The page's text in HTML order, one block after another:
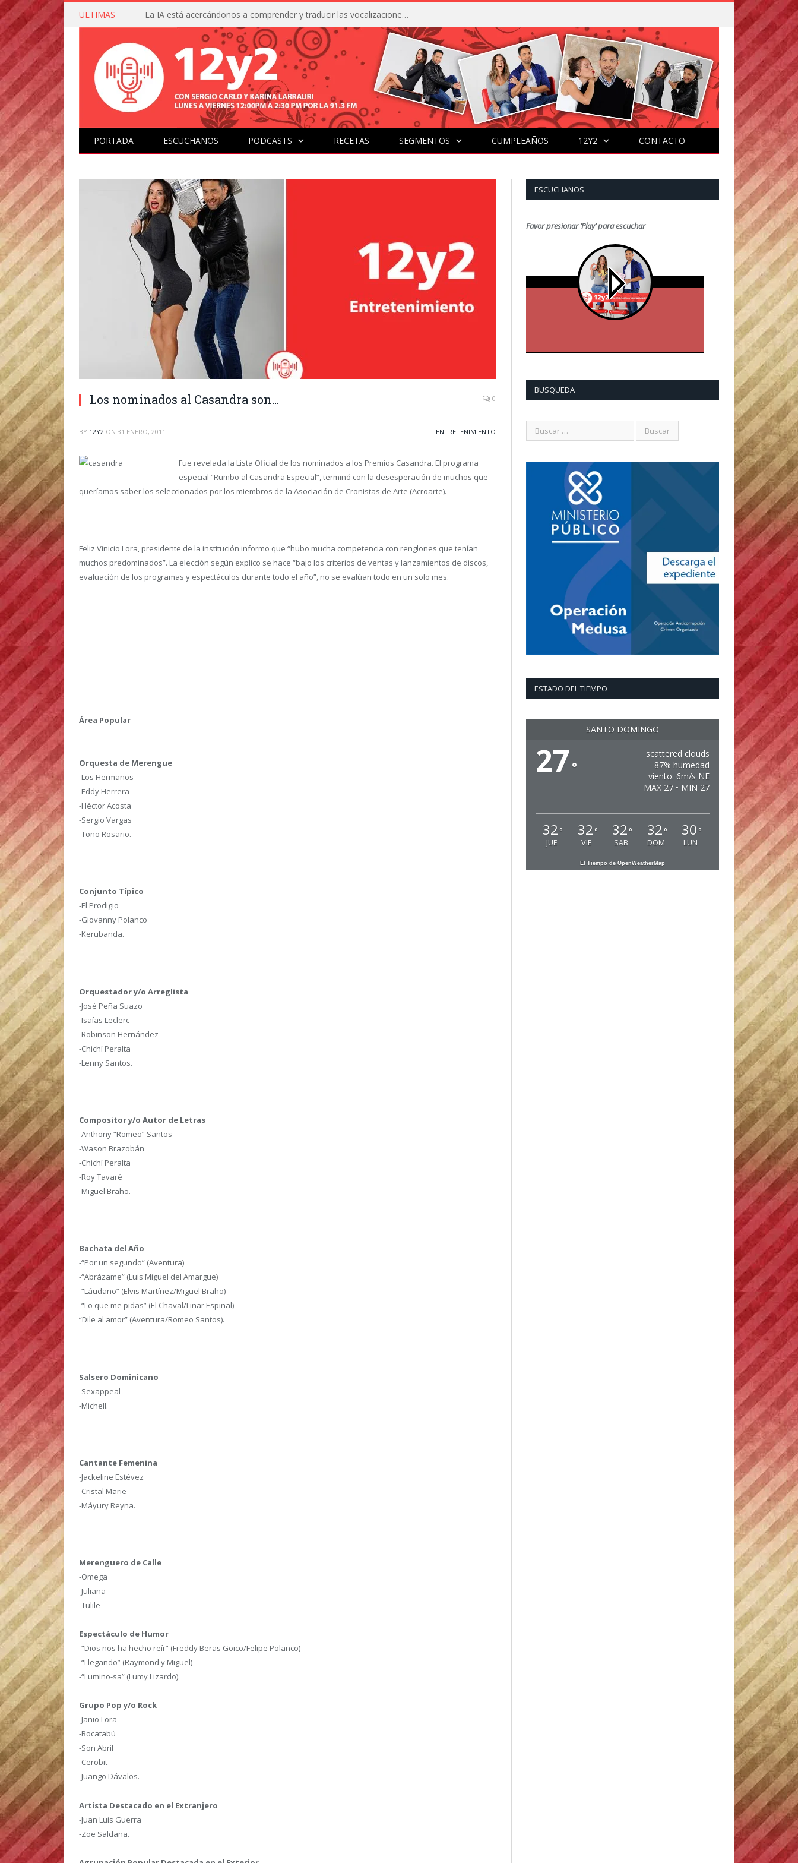
ULTIMAS La IA está acercándonos a comprender y traducir las vocalizaciones y comportamientos de nuestras mascotas
PORTADA ESCUCHANOS PODCASTS RECETAS SEGMENTOS CUMPLEAÑOS 12Y2 CONTACTO
Los nominados al Casandra son… 0
BY 12Y2 ON 31 ENERO, 2011 ENTRETENIMIENTO
Fue revelada la Lista Oficial de los nominados a los Premios Casandra. El programa
especial “Rumbo al Casandra Especial”, terminó con la desesperación de muchos que
queríamos saber los seleccionados por los miembros de la Asociación de Cronistas de Arte (Acroarte).
Feliz Vinicio Lora, presidente de la institución informo que “hubo mucha competencia con renglones que tenían
muchos predominados”. La elección según explico se hace “bajo los criterios de ventas y lanzamientos de discos,
evaluación de los programas y espectáculos durante todo el año”, no se evalúan todo en un solo mes.
Área Popular
Orquesta de Merengue
-Los Hermanos
-Eddy Herrera
-Héctor Acosta
-Sergio Vargas
-Toño Rosario.
Conjunto Típico
-El Prodigio
-Giovanny Polanco
-Kerubanda.
Orquestador y/o Arreglista
-José Peña Suazo
-Isaías Leclerc
-Robinson Hernández
-Chichí Peralta
-Lenny Santos.
Compositor y/o Autor de Letras
-Anthony “Romeo” Santos
-Wason Brazobán
-Chichí Peralta
-Roy Tavaré
-Miguel Braho.
Bachata del Año
-“Por un segundo” (Aventura)
-“Abrázame” (Luis Miguel del Amargue)
-“Láudano” (Elvis Martínez/Miguel Braho)
-“Lo que me pidas” (El Chaval/Linar Espinal)
“Dile al amor” (Aventura/Romeo Santos).
Salsero Dominicano
-Sexappeal
-Michell.
Cantante Femenina
-Jackeline Estévez
-Cristal Marie
-Máyury Reyna.
Merenguero de Calle
-Omega
-Juliana
-Tulile
Espectáculo de Humor
-“Dios nos ha hecho reír” (Freddy Beras Goico/Felipe Polanco)
-“Llegando” (Raymond y Miguel)
-“Lumino-sa” (Lumy Lizardo).
Grupo Pop y/o Rock
-Janio Lora
-Bocatabú
-Son Abril
-Cerobit
-Juango Dávalos.
Artista Destacado en el Extranjero
-Juan Luis Guerra
-Zoe Saldaña.
ESCUCHANOS
Favor presionar ‘Play’ para escuchar
BUSQUEDA
ESTADO DEL TIEMPO
SANTO DOMINGO
27 °
scattered clouds
87% humedad
viento: 6m/s NE
MAX 27 • MIN 27
32 °
JUE
32 °
VIE
32 °
SAB
32 °
DOM
30 °
LUN
El Tiempo de OpenWeatherMap